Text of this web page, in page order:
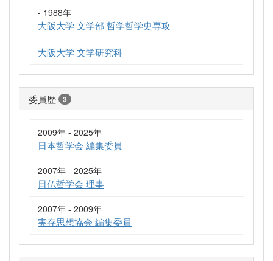
- 1988年
大阪大学 文学部 哲学哲学史専攻
大阪大学 文学研究科
委員歴 3
2009年 - 2025年
日本哲学会 編集委員
2007年 - 2025年
日仏哲学会 理事
2007年 - 2009年
実存思想協会 編集委員